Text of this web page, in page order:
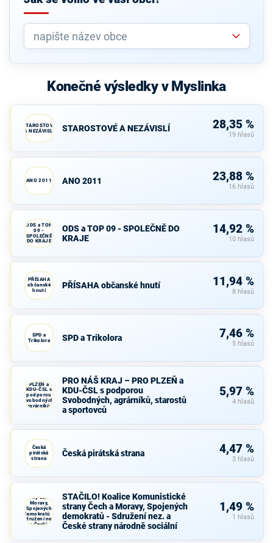
Konečné výsledky v Myslinka
STAROSTOVÉ
A NEZÁVISLÍ
STAROSTOVÉ A NEZÁVISLÍ 28,35 %
19 hlasů
ANO 2011 ANO 2011 23,88 %
16 hlasů
ODS a TOP
09 -
SPOLEČNĚ
DO KRAJE
ODS a TOP 09 - SPOLEČNĚ DO
KRAJE
14,92 %
10 hlasů
PŘÍSAHA
občanské
hnutí
PŘÍSAHA občanské hnutí 11,94 %
8 hlasů
SPD a
Trikolora
SPD a Trikolora 7,46 %
5 hlasů
PLZEŇ a
KDU-ČSL s
podporou
Svobodných,
agrárníků,
starostů a
PRO NÁŠ KRAJ – PRO PLZEŇ a
KDU-ČSL s podporou
Svobodných, agrárníků, starostů
a sportovců
5,97 %
4 hlasů
Česká
pirátská
strana
Česká pirátská strana 4,47 %
3 hlasů
STAČILO!
strany Čech a
Moravy,
Spojených
demokratů -
Sdružení nez.
a České
STAČILO! Koalice Komunistické
strany Čech a Moravy, Spojených
demokratů - Sdružení nez. a
České strany národně sociální
1,49 %
1 hlasů